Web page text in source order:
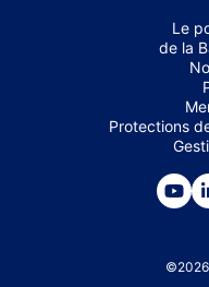
Le
de la
Protections
©2026